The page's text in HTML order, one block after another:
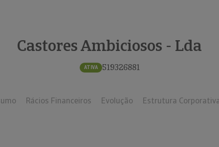
e Monitorização de
| Estudos e
Castores Ambiciosos - Lda
ATIVA 519326881
Rácios Financeiros Evolução Estrutura Corporativa